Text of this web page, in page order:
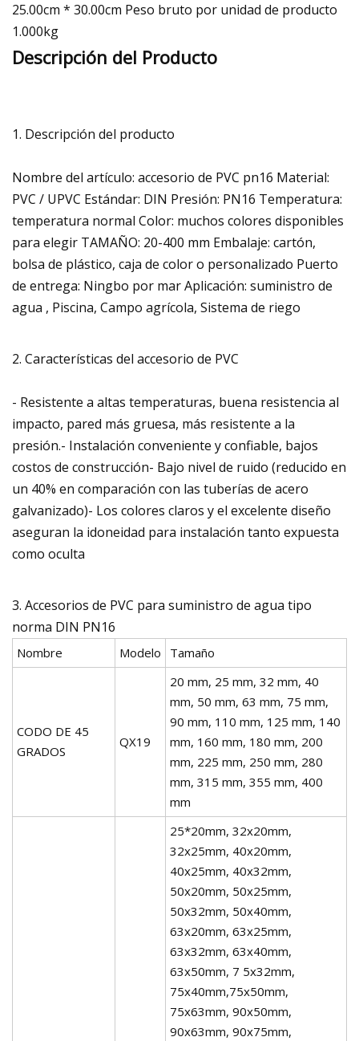
25.00cm * 30.00cm Peso bruto por unidad de producto
1.000kg
Descripción del Producto
1. Descripción del producto
Nombre del artículo: accesorio de PVC pn16 Material:
PVC / UPVC Estándar: DIN Presión: PN16 Temperatura:
temperatura normal Color: muchos colores disponibles
para elegir TAMAÑO: 20-400 mm Embalaje: cartón,
bolsa de plástico, caja de color o personalizado Puerto
de entrega: Ningbo por mar Aplicación: suministro de
agua , Piscina, Campo agrícola, Sistema de riego
2. Características del accesorio de PVC
- Resistente a altas temperaturas, buena resistencia al
impacto, pared más gruesa, más resistente a la
presión.- Instalación conveniente y confiable, bajos
costos de construcción- Bajo nivel de ruido (reducido en
un 40% en comparación con las tuberías de acero
galvanizado)- Los colores claros y el excelente diseño
aseguran la idoneidad para instalación tanto expuesta
como oculta
3. Accesorios de PVC para suministro de agua tipo
norma DIN PN16
Nombre Modelo Tamaño
CODO DE 45
GRADOS
QX19
20 mm, 25 mm, 32 mm, 40
mm, 50 mm, 63 mm, 75 mm,
90 mm, 110 mm, 125 mm, 140
mm, 160 mm, 180 mm, 200
mm, 225 mm, 250 mm, 280
mm, 315 mm, 355 mm, 400
mm
25*20mm, 32x20mm,
32x25mm, 40x20mm,
40x25mm, 40x32mm,
50x20mm, 50x25mm,
50x32mm, 50x40mm,
63x20mm, 63x25mm,
63x32mm, 63x40mm,
63x50mm, 7 5x32mm,
75x40mm,75x50mm,
75x63mm, 90x50mm,
90x63mm, 90x75mm,